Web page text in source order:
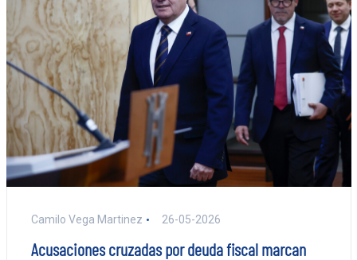
Camilo Vega Martinez 26-05-2026
Acusaciones cruzadas por deuda fiscal marcan